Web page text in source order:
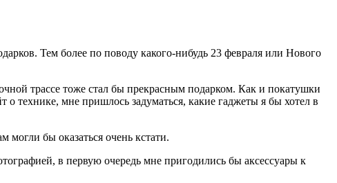
Тем более по поводу какого-нибудь 23 февраля или Нового
трассе тоже стал бы прекрасным подарком. Как и покатушки
технике, мне пришлось задуматься, какие гаджеты я бы хотел в
бы оказаться очень кстати.
в первую очередь мне пригодились бы аксессуары к